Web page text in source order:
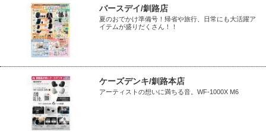
バースデイ/釧路店
夏のおでかけ準備号！帰省や旅行、日常にも大活躍ア
イテムが盛りだくさん！！
ケーズデンキ/釧路本店
アーティストの想いに満ちる音。WF-1000X M6